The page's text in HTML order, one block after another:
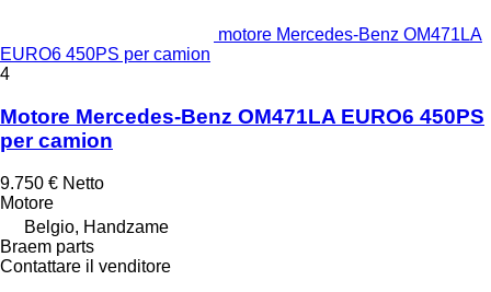
motore Mercedes-Benz OM471LA
EURO6 450PS per camion
4
Motore Mercedes-Benz OM471LA EURO6 450PS
per camion
9.750 € Netto
Motore
Belgio, Handzame
Braem parts
Contattare il venditore